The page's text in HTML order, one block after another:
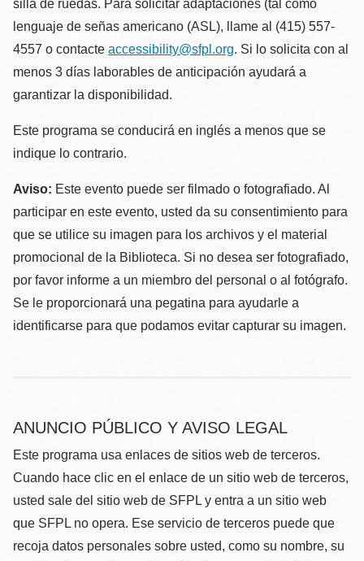
silla de ruedas. Para solicitar adaptaciones (tal como
lenguaje de señas americano (ASL), llame al (415) 557-
4557 o contacte accessibility@sfpl.org. Si lo solicita con al
menos 3 días laborables de anticipación ayudará a
garantizar la disponibilidad.
Este programa se conducirá en inglés a menos que se
indique lo contrario.
Aviso: Este evento puede ser filmado o fotografiado. Al
participar en este evento, usted da su consentimiento para
que se utilice su imagen para los archivos y el material
promocional de la Biblioteca. Si no desea ser fotografiado,
por favor informe a un miembro del personal o al fotógrafo.
Se le proporcionará una pegatina para ayudarle a
identificarse para que podamos evitar capturar su imagen.
ANUNCIO PÚBLICO Y AVISO LEGAL
Este programa usa enlaces de sitios web de terceros.
Cuando hace clic en el enlace de un sitio web de terceros,
usted sale del sitio web de SFPL y entra a un sitio web
que SFPL no opera. Ese servicio de terceros puede que
recoja datos personales sobre usted, como su nombre, su